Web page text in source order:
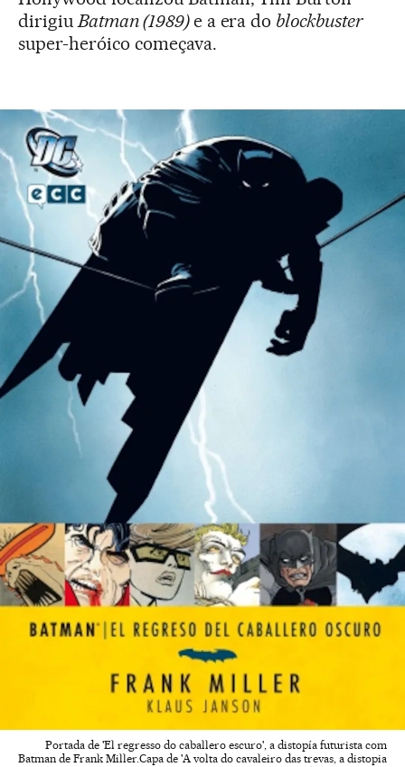
dirigiuBatman (1989)e a era do blockbuster
super-heróico começava.
Portada de 'El regresso do caballero escuro', a distopía futurista com
Batman de Frank Miller.Capa de 'A volta do cavaleiro das trevas, a distopia